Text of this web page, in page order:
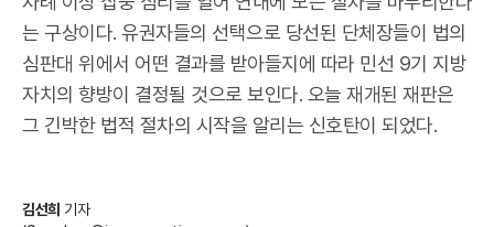
는 구상이다. 유권자들의 선택으로 당선된 단체장들이 법의
심판대 위에서 어떤 결과를 받아들지에 따라 민선 9기 지방
자치의 향방이 결정될 것으로 보인다. 오늘 재개된 재판은
그 긴박한 법적 절차의 시작을 알리는 신호탄이 되었다.
김선희 기자